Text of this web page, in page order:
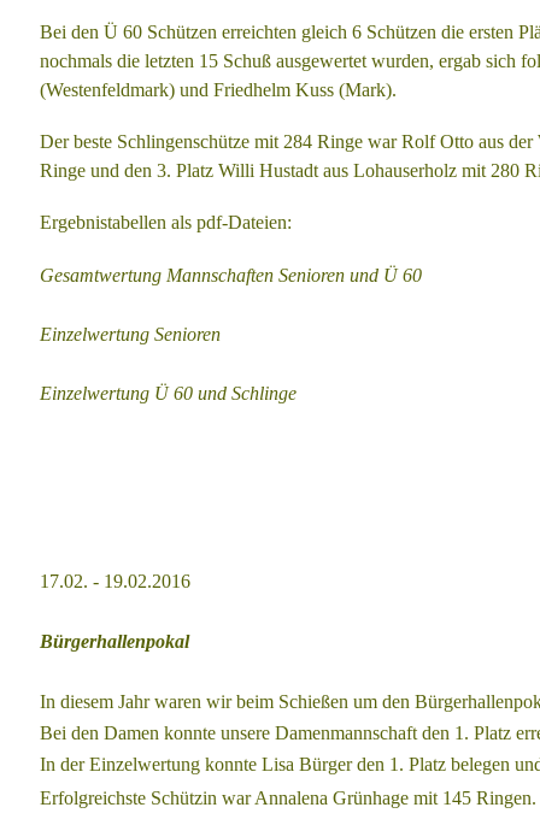
Bei den Ü 60 Schützen erreichten gleich 6 Schützen die ersten
nochmals die letzten 15 Schuß ausgewertet wurden, ergab sich
(Westenfeldmark) und Friedhelm Kuss (Mark).
Der beste Schlingenschütze mit 284 Ringe war Rolf Otto aus der
Ringe und den 3. Platz Willi Hustadt aus Lohauserholz mit 280
Ergebnistabellen als pdf-Dateien:
Gesamtwertung Mannschaften Senioren und Ü 60
Einzelwertung Senioren
Einzelwertung Ü 60 und Schlinge
17.02. - 19.02.2016
Bürgerhallenpokal
In diesem Jahr waren wir beim Schießen um den
Bei den Damen konnte unsere Damenmannschaft den 1. Platz
In der Einzelwertung konnte Lisa Bürger den 1. Platz belegen
Erfolgreichste Schützin war Annalena Grünhage mit 145